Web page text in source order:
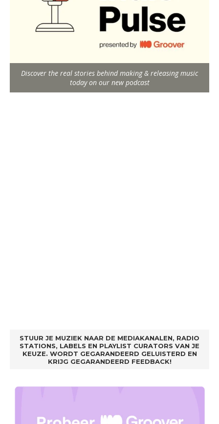
Discover the real stories behind making & releasing music
today on our new podcast
STUUR JE MUZIEK NAAR DE MEDIAKANALEN, RADIO
STATIONS, LABELS EN PLAYLIST CURATORS VAN JE
KEUZE. WORDT GEGARANDEERD GELUISTERD EN
KRIJG GEGARANDEERD FEEDBACK!